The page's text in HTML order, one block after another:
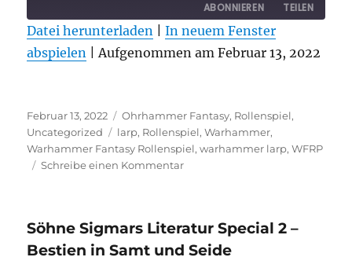
ABONNIEREN TEILEN
RSS FEED
TEILEN
EMBED
Datei herunterladen |In neuem Fenster
abspielen |Aufgenommen am Februar 13, 2022
Veröffentlicht
am
Februar 13, 2022 Kategorien
Ohrhammer Fantasy, Rollenspiel,
Uncategorized
Schlagwörter
larp, Rollenspiel,Warhammer,
Warhammer Fantasy Rollenspiel,warhammer larp,WFRP
Schreibe einen Kommentarzu
Sigmar
–
Söhne Sigmars Literatur Special 2 –
Bestien in Samt und Seide